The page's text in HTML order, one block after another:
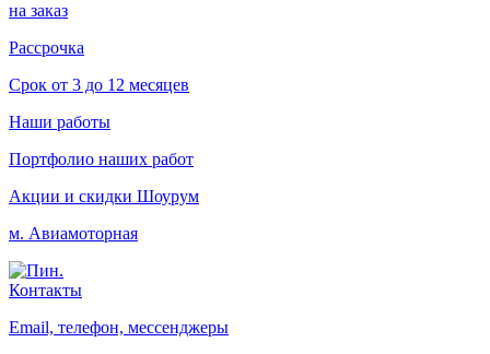
на заказ
Рассрочка
Срок от 3 до 12 месяцев
Наши работы
Портфолио наших работ
Акции и скидки Шоурум
м. Авиамоторная
Контакты
Email, телефон, мессенджеры